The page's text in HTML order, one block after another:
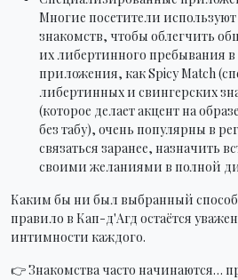
Многие посетители
знакомств, чтобы облегчить
их либертинного пребывания
приложения, как Spicy Match
либертинных и свингерских
(которое делает акцент на
без табу), очень популярны в
связаться заранее, назначить
своими желаниями в полной
Каким бы ни был выбранный
правило в Кап-д'Агд остаётся
интимности каждого.
👉 Знакомства часто начинаются…